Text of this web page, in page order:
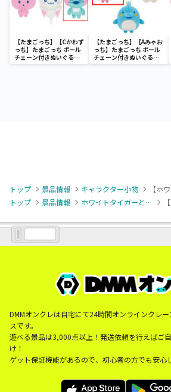
【たまごっち】【Cかわず
っち】たまごっち ボール
チェーン付きぬいぐるみ
～Tamagotchi
【たまごっち】【Aみゃお
っち】たまごっち ボール
チェーン付きぬいぐるみ
～Tamagotchi
トップ 景品情報 キャラクター小物
トップ
景品情報 ホワイトタイガーとブラックタイガー
DMMオンクレは自宅にて24時間オンラインクレ
スです。
遊べる景品は3,000点以上！発送依頼を行えばご
け！
ゲット保証機能があるので、初心者の方でも安心